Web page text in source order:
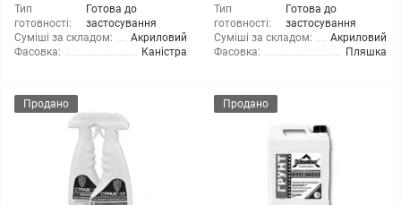
Тип
готовності:
Готова до
застосування
Суміші за складом:
Акриловий
Фасовка:
Каністра
Тип
готовності:
Готова до
застосування
Суміші за складом:
Акриловий
Фасовка:
Пляшка
Продано Продано